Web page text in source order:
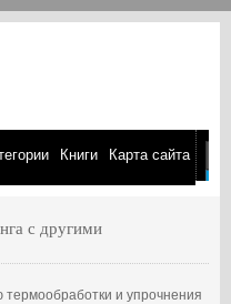
Книги Карта сайта
с другими
и упрочнения